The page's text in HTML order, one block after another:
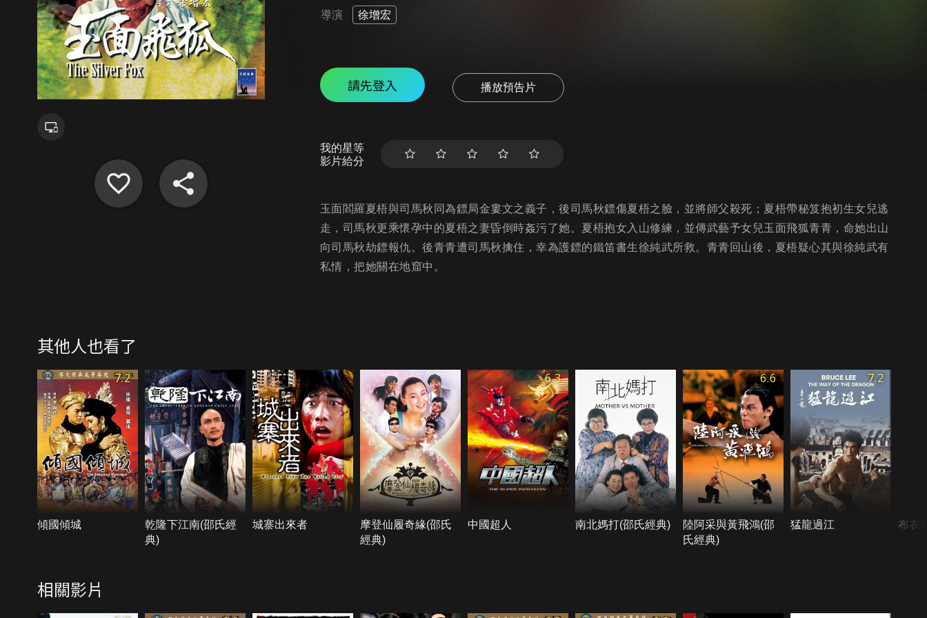
導演 徐增宏
請先登入 播放預告片
我的星等
影片給分
玉面閻羅夏梧與司馬秋同為鏢局金婁文之義子，後司馬秋鏢傷夏梧之臉，並將師父殺死；夏梧帶秘笈抱初生女兒逃
走，司馬秋更乘懷孕中的夏梧之妻昏倒時姦污了她。夏梧抱女入山修練，並傳武藝予女兒玉面飛狐青青，命她出山
向司馬秋劫鏢報仇。後青青遭司馬秋擒住，幸為護鏢的鐵笛書生徐純武所救。青青回山後，夏梧疑心其與徐純武有
私情，把她關在地窟中。
其他人也看了
7.2
傾國傾城
乾隆下江南(邵氏經
典)
城寨出來者
摩登仙履奇緣(邵氏
經典)
6.3
中國超人 南北媽打(邵氏經典)
6.6
陸阿采與黃飛鴻(邵
氏經典)
7.2
猛龍過江 布衣
相關影片